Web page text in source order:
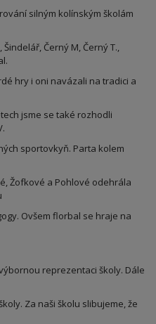
silným kolínským školám
Černý M, Černý T.,
hry i oni navázali na tradici a
jsme se také rozhodli
sportovkyň. Parta kolem
Žofkové a Pohlové odehrála
Ovšem florbal se hraje na
reprezentaci školy. Dále
Za naši školu slibujeme, že